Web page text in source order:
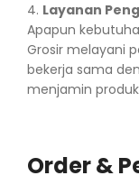
Layanan
Apapun
Grosir melayani
bekerja sama
menjamin
Order &